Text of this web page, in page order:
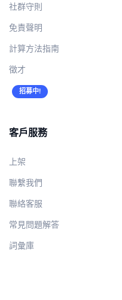
社群守則
免責聲明
計算方法指南
徵才
招募中!
客戶服務
上架
聯繫我們
聯絡客服
常見問題解答
詞彙庫